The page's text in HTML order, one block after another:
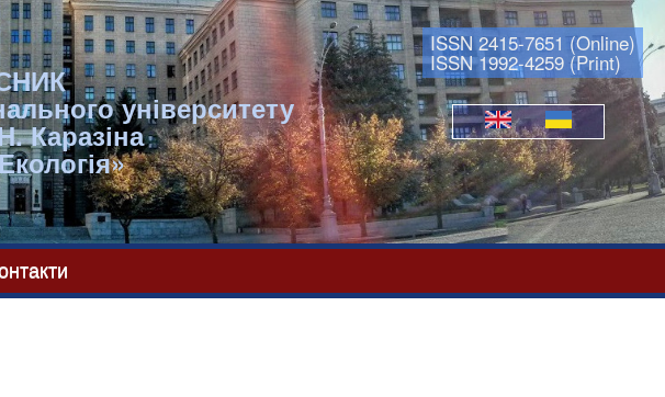
Мови
університету
Каразіна
ISSN 2415-7651 (Online)
ISSN 1992-4259 (Print)